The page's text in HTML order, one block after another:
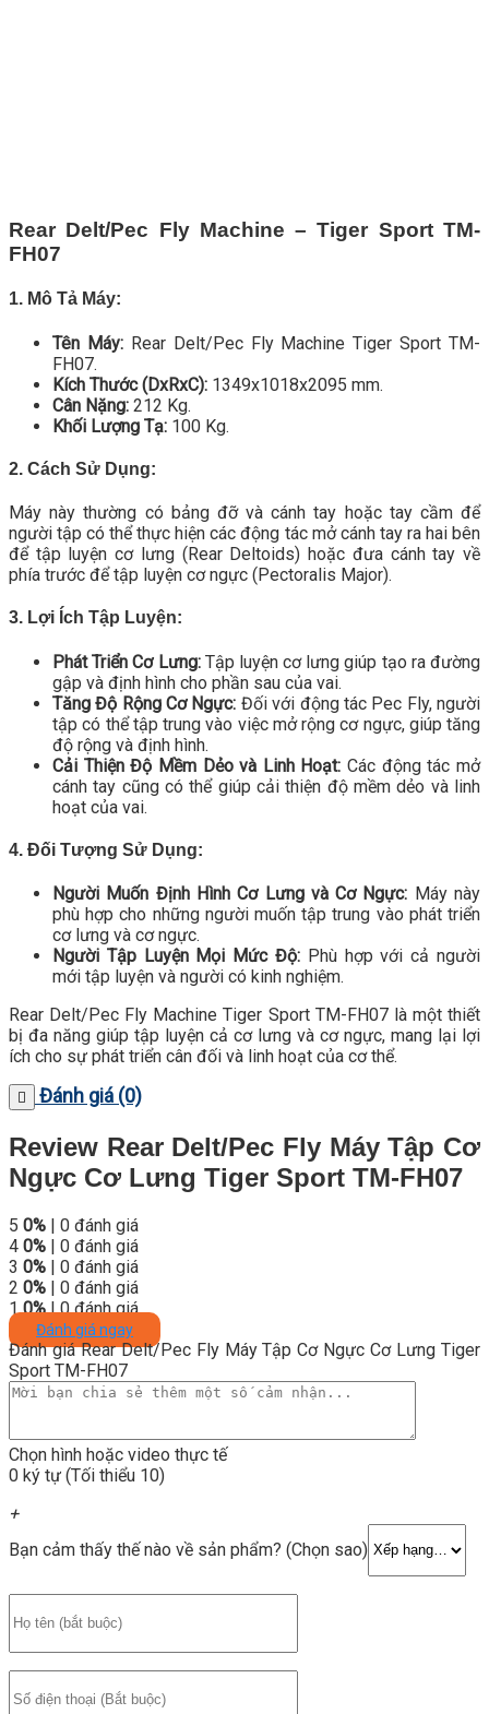
Rear Delt/Pec Fly Machine – Tiger Sport TM-
FH07
1. Mô Tả Máy:
Tên Máy:Rear Delt/Pec Fly Machine Tiger Sport TM-
FH07.
Kích Thước (DxRxC): 1349x1018x2095 mm.
Cân Nặng: 212 Kg.
Khối Lượng Tạ: 100 Kg.
2. Cách Sử Dụng:
Máy này thường có bảng đỡ và cánh tay hoặc tay cầm để
người tập có thể thực hiện các động tác mở cánh tay ra hai bên
để tập luyện cơ lưng (Rear Deltoids) hoặc đưa cánh tay về
phía trước để tập luyện cơ ngực (Pectoralis Major).
3. Lợi Ích Tập Luyện:
Phát Triển Cơ Lưng:Tập luyện cơ lưng giúp tạo ra đường
gập và định hình cho phần sau của vai.
Tăng Độ Rộng Cơ Ngực: Đối với động tác Pec Fly, người
tập có thể tập trung vào việc mở rộng cơ ngực, giúp tăng
độ rộng và định hình.
Cải Thiện Độ Mềm Dẻo và Linh Hoạt: Các động tác mở
cánh tay cũng có thể giúp cải thiện độ mềm dẻo và linh
hoạt của vai.
4. Đối Tượng Sử Dụng:
Người Muốn Định Hình Cơ Lưng và Cơ Ngực: Máy này
phù hợp cho những người muốn tập trung vào phát triển
cơ lưng và cơ ngực.
Người Tập Luyện Mọi Mức Độ: Phù hợp với cả người
mới tập luyện và người có kinh nghiệm.
Rear Delt/Pec Fly Machine Tiger Sport TM-FH07 là một thiết
bị đa năng giúp tập luyện cả cơ lưng và cơ ngực, mang lại lợi
ích cho sự phát triển cân đối và linh hoạt của cơ thể.
Đánh giá (0)
Review Rear Delt/Pec Fly Máy Tập Cơ
Ngực Cơ Lưng Tiger Sport TM-FH07
5 0% | 0 đánh giá
4 0% | 0 đánh giá
3 0% | 0 đánh giá
2 0% | 0 đánh giá
1 0%| 0 đánh giá
Đánh giá ngay
Đánh giá Rear Delt/Pec Fly Máy Tập Cơ Ngực Cơ Lưng Tiger
Sport TM-FH07
Chọn hình hoặc video thực tế
0 ký tự (Tối thiểu 10)
+
Bạn cảm thấy thế nào về sản phẩm? (Chọn sao)